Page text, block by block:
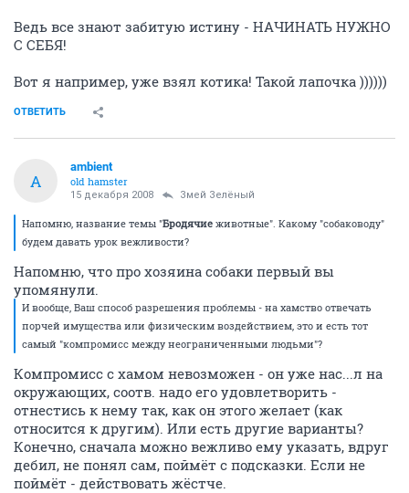
Ведь все знают забитую истину - НАЧИНАТЬ НУЖНО
С СЕБЯ!
Вот я например, уже взял котика! Такой лапочка ))))))
ОТВЕТИТЬ
A
ambient
old hamster
15 декабря 2008 Змей Зелёный
Напомню, название темы "Бродячие животные". Какому "собаководу"
будем давать урок вежливости?
Напомню, что про хозяина собаки первый вы
упомянули.
И вообще, Ваш способ разрешения проблемы - на хамство отвечать
порчей имущества или физическим воздействием, это и есть тот
самый "компромисс между неограниченными людьми"?
Компромисс с хамом невозможен - он уже нас...л на
окружающих, соотв. надо его удовлетворить -
отнестись к нему так, как он этого желает (как
относится к другим). Или есть другие варианты?
Конечно, сначала можно вежливо ему указать, вдруг
дебил, не понял сам, поймёт с подсказки. Если не
поймёт - действовать жёстче.